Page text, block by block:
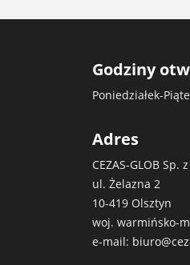
Godziny
Poniedziałek-
Adres
CEZAS-GLOB Sp.
ul. Żelazna 2
10-419 Olsztyn
woj. warmińsko-
e-mail: